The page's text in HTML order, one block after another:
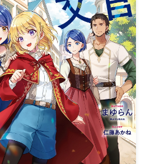
お問い合わせはこちら
オーバーラップノベルス
オーバーラップノベルスf
ロサージュノベルス